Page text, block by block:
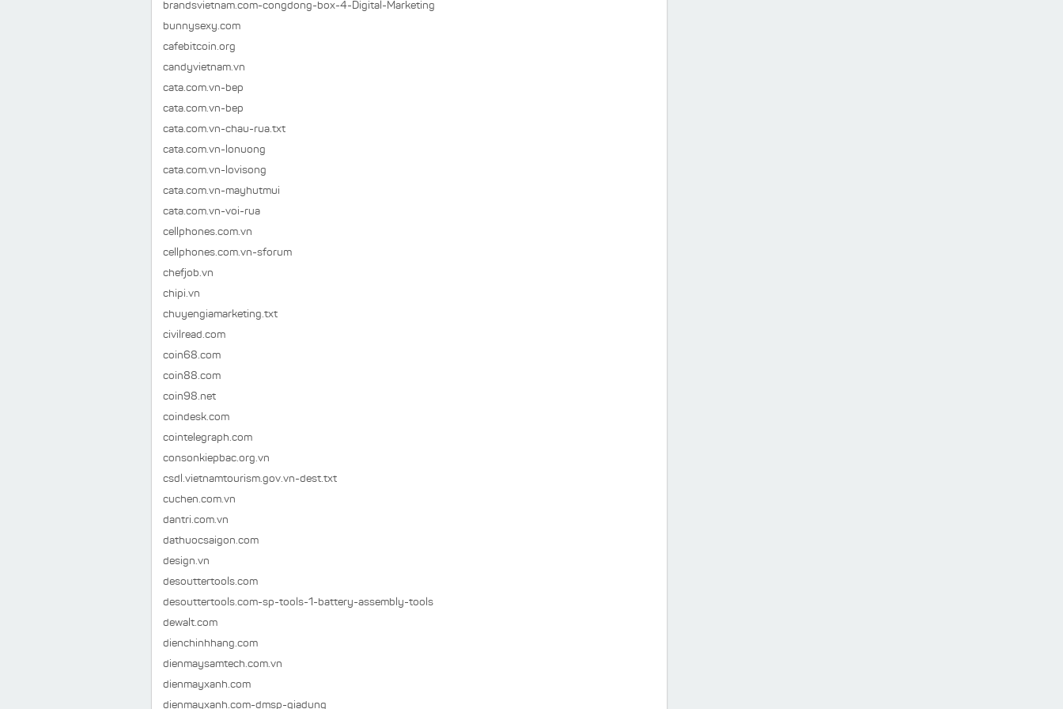
brandsvietnam.com-congdong-box-4-Digital-Marketing
bunnysexy.com
cafebitcoin.org
candyvietnam.vn
cata.com.vn-bep
cata.com.vn-bep
cata.com.vn-chau-rua.txt
cata.com.vn-lonuong
cata.com.vn-lovisong
cata.com.vn-mayhutmui
cata.com.vn-voi-rua
cellphones.com.vn
cellphones.com.vn-sforum
chefjob.vn
chipi.vn
chuyengiamarketing.txt
civilread.com
coin68.com
coin88.com
coin98.net
coindesk.com
cointelegraph.com
consonkiepbac.org.vn
csdl.vietnamtourism.gov.vn-dest.txt
cuchen.com.vn
dantri.com.vn
dathuocsaigon.com
design.vn
desouttertools.com
desouttertools.com-sp-tools-1-battery-assembly-tools
dewalt.com
dienchinhhang.com
dienmaysamtech.com.vn
dienmayxanh.com
dienmayxanh.com-dmsp-giadung